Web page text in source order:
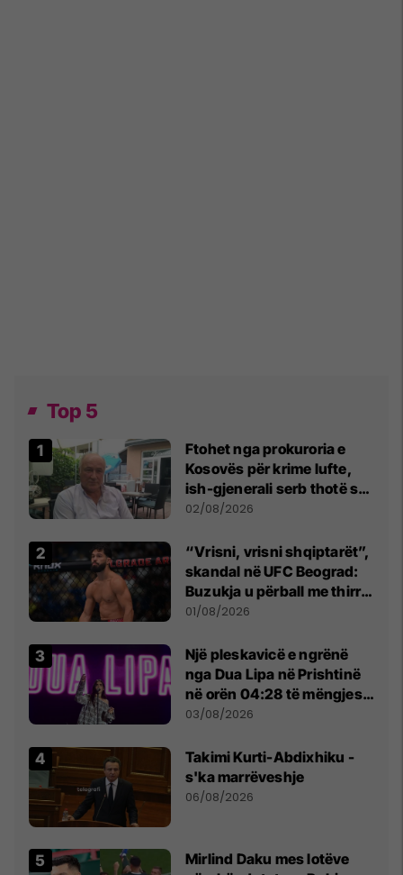
Top 5
Ftohet nga prokuroria e
Kosovës për krime lufte,
ish-gjenerali serb thotë se
dikush e tradhtoi në
02/08/2026
“Vrisni, vrisni shqiptarët”,
skandal në UFC Beograd:
Buzukja u përball me thirrje
anti-shqiptare nga
01/08/2026
Një pleskavicë e ngrënë
nga Dua Lipa në Prishtinë
në orën 04:28 të mëngjesit
- dhe bota digjitale serbe
03/08/2026
Takimi Kurti-Abdixhiku -
s'ka marrëveshje
06/08/2026
Mirlind Daku mes lotëve